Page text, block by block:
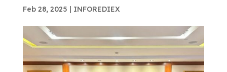
Feb 28, 2025 | INFOREDIEX